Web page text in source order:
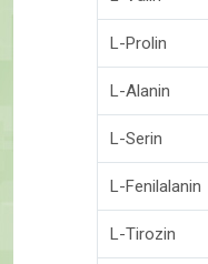
L-Prolin
L-Alanin
L-Serin
L-Fenilalanin
L-Tirozin